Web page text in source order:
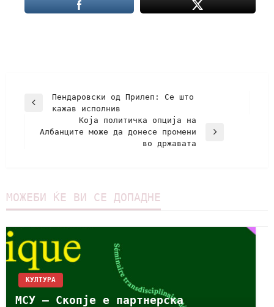
Пендаровски од Прилеп: Се што
кажав исполнив
Која политичка опција на
Албанците може да донесе промени
во државата
МОЖЕБИ ЌЕ ВИ СЕ ДОПАДНЕ
КУЛТУРА
МСУ – Скопје е партнерска